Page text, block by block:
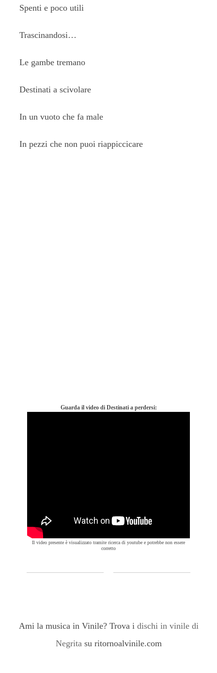
Spenti e poco utili
Trascinandosi…
Le gambe tremano
Destinati a scivolare
In un vuoto che fa male
In pezzi che non puoi riappiccicare
Guarda il video di Destinati a perdersi:
Il video presente è visualizzato tramite ricerca di youtube e potrebbe non essere
corretto
Ami la musica in Vinile? Trova i dischi in vinile di
Negrita su ritornoalvinile.com